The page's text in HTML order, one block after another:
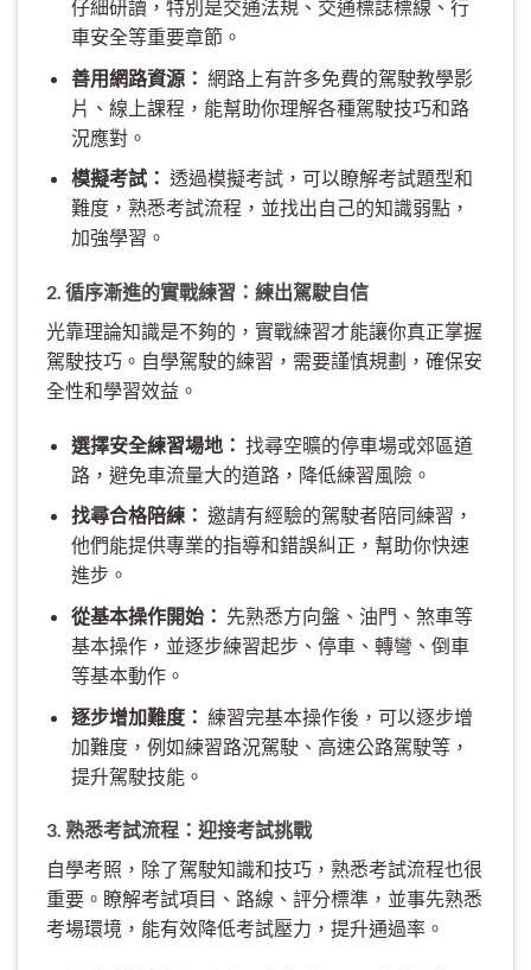
仔細研讀，特別是交通法規、交通標誌標線、行
車安全等重要章節。
善用網路資源： 網路上有許多免費的駕駛教學影
片、線上課程，能幫助你理解各種駕駛技巧和路
況應對。
模擬考試： 透過模擬考試，可以瞭解考試題型和
難度，熟悉考試流程，並找出自己的知識弱點，
加強學習。
2. 循序漸進的實戰練習：練出駕駛自信
光靠理論知識是不夠的，實戰練習才能讓你真正掌握
駕駛技巧。自學駕駛的練習，需要謹慎規劃，確保安
全性和學習效益。
選擇安全練習場地： 找尋空曠的停車場或郊區道
路，避免車流量大的道路，降低練習風險。
找尋合格陪練： 邀請有經驗的駕駛者陪同練習，
他們能提供專業的指導和錯誤糾正，幫助你快速
進步。
從基本操作開始： 先熟悉方向盤、油門、煞車等
基本操作，並逐步練習起步、停車、轉彎、倒車
等基本動作。
逐步增加難度： 練習完基本操作後，可以逐步增
加難度，例如練習路況駕駛、高速公路駕駛等，
提升駕駛技能。
3. 熟悉考試流程：迎接考試挑戰
自學考照，除了駕駛知識和技巧，熟悉考試流程也很
重要。瞭解考試項目、路線、評分標準，並事先熟悉
考場環境，能有效降低考試壓力，提升通過率。